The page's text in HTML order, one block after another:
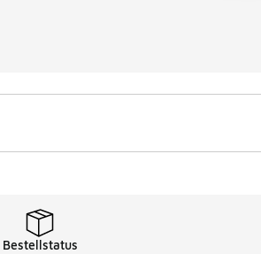
Bestellstatus